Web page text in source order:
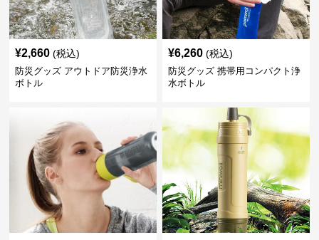
¥2,660 (税込)
防災グッズ アウトドア防災浄水
ボトル
¥6,260 (税込)
防災グッズ 携帯用コンパクト浄
水ボトル